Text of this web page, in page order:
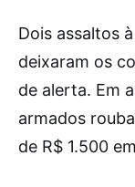
Dois assaltos
deixaram os
de alerta. Em
armados
de R$ 1.500